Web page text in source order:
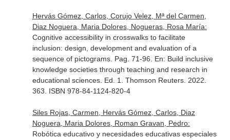
Hervás Gómez, Carlos, Corujo Velez, Mª del Carmen,
Diaz Noguera, Maria Dolores, Nogueras, Rosa María:
Cognitive accessibility in crosswalks to facilitate
inclusion: design, development and evaluation of a
sequence of pictograms. Pag. 71-96. En: Build inclusive
knowledge societies through teaching and research in
educational sciences. Ed. 1. Thomson Reuters. 2022.
363. ISBN 978-84-1124-820-4
Siles Rojas, Carmen, Hervás Gómez, Carlos, Diaz
Noguera, Maria Dolores, Roman Gravan, Pedro:
Robótica educativo y necesidades educativas especiales